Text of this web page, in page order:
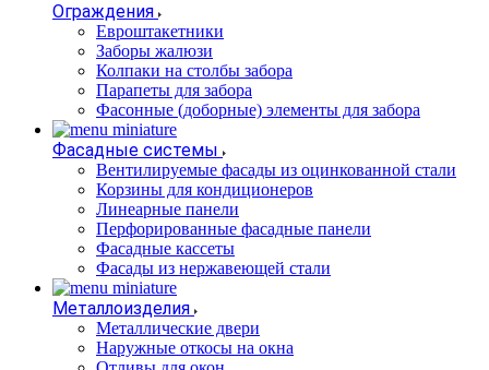
Ограждения
Евроштакетники
Заборы жалюзи
Колпаки на столбы забора
Парапеты для забора
Фасонные (доборные) элементы для забора
Фасадные системы
Вентилируемые фасады из оцинкованной стали
Корзины для кондиционеров
Линеарные панели
Перфорированные фасадные панели
Фасадные кассеты
Фасады из нержавеющей стали
Металлоизделия
Металлические двери
Наружные откосы на окна